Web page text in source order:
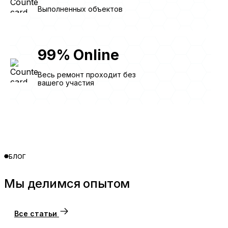
Выполненных объектов
99% Online
Весь ремонт проходит без
вашего участия
БЛОГ
Мы делимся опытом
Все статьи